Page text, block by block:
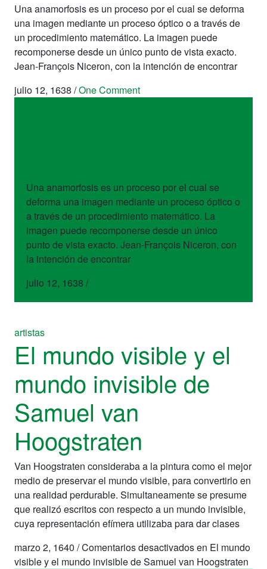
Una anamorfosis es un proceso por el cual se deforma
una imagen mediante un proceso óptico o a través de
un procedimiento matemático. La imagen puede
recomponerse desde un único punto de vista exacto.
Jean-François Niceron, con la intención de encontrar
julio 12, 1638 /One Comment
Una anamorfosis es un proceso por el cual se
deforma una imagen mediante un proceso óptico o
a través de un procedimiento matemático. La
imagen puede recomponerse desde un único
punto de vista exacto. Jean-François Niceron, con
la intención de encontrar
julio 12, 1638 /
artistas
El mundo visible y el
mundo invisible de
Samuel van
Hoogstraten
Van Hoogstraten consideraba a la pintura como el mejor
medio de preservar el mundo visible, para convertirlo en
una realidad perdurable. Simultaneamente se presume
que realizó escritos con respecto a un mundo invisible,
cuya representación efímera utilizaba para dar clases
marzo 2, 1640 /Comentarios desactivadosen El mundo
visible y el mundo invisible de Samuel van Hoogstraten